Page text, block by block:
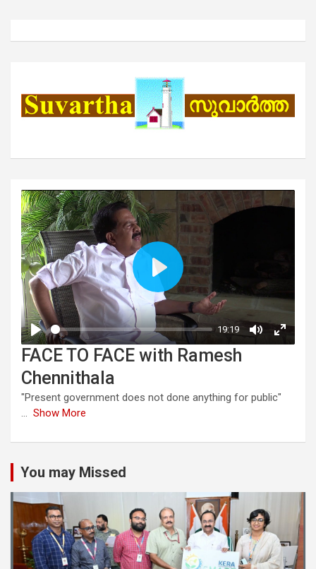
FACE TO FACE with Ramesh
Chennithala
"Present government does not done anything for public"
... Show More
You may Missed